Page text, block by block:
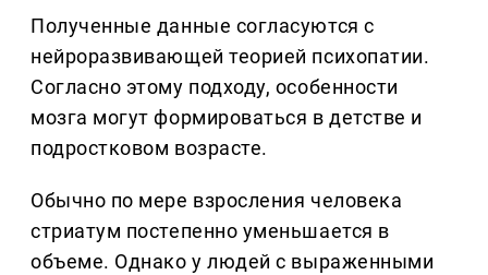
Полученные данные согласуются с
нейроразвивающей теорией психопатии.
Согласно этому подходу, особенности
мозга могут формироваться в детстве и
подростковом возрасте.
Обычно по мере взросления человека
стриатум постепенно уменьшается в
объеме. Однако у людей с выраженными